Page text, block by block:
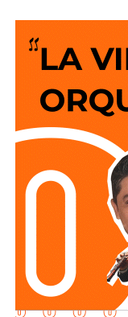
ser cuestionada
García Cázares
determinar la
qué acción
Adelantó que el
hubo alguna
Al momento de la